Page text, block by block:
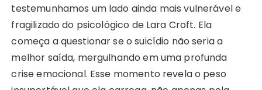
testemunhamos um lado ainda mais vulnerável e
fragilizado do psicológico de Lara Croft. Ela
começa a questionar se o suicídio não seria a
melhor saída, mergulhando em uma profunda
crise emocional. Esse momento revela o peso